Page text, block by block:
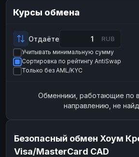
ЮMoney RUB ЮMoney
БАЛАНСЫ
Binance
RUB
ВТБ
СБЕР
Курсы обмена
Отдаёте RUB
Учитывать минимальную сумму
Сортировка по рейтингу AntiSwap
Только без AML/KYC
Обменники, работающие по
направлению, не
Безопасный обмен Хоум
Visa/MasterCard CAD